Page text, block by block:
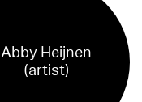
Abby Heijnen
(artist)